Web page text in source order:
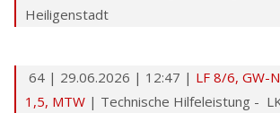
Heiligenstadt
64 | 29.06.2026 | 12:47 | LF 8/6, GW-N
1,5, MTW | Technische Hilfeleistung -